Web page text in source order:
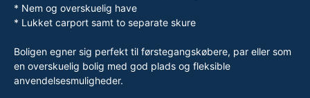
* Nem og overskuelig have
* Lukket carport samt to separate skure
Boligen egner sig perfekt til førstegangskøbere, par eller som
en overskuelig bolig med god plads og fleksible
anvendelsesmuligheder.